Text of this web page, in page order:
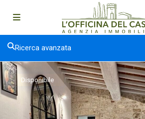
Ricerca avanzata
Disponibile